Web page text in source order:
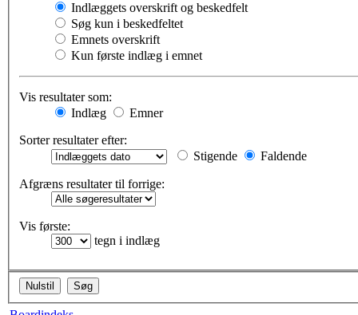
Indlæggets overskrift og beskedfelt
Søg kun i beskedfeltet
Emnets overskrift
Kun første indlæg i emnet
Vis resultater som:
Indlæg
Emner
Sorter resultater efter:
Stigende
Faldende
Afgræns resultater til forrige:
Vis første:
tegn i indlæg